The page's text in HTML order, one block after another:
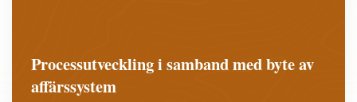
Processutveckling i samband med byte av
affärssystem